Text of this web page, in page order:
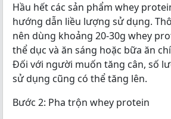
Hầu hết các sản phẩm whey
hướng dẫn liều lượng sử dụng.
nên dùng khoảng 20-30g whey
thể dục và ăn sáng hoặc bữa ăn
Đối với người muốn tăng cân, số
sử dụng cũng có thể tăng lên.
Bước 2: Pha trộn whey protein